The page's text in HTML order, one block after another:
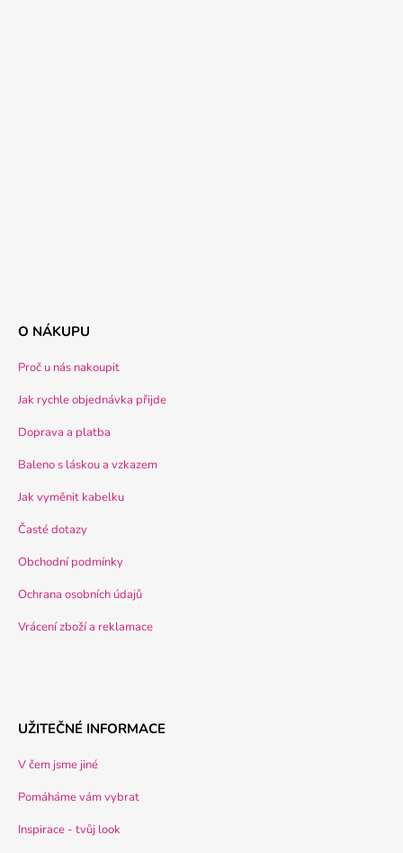
O NÁKUPU
Proč u nás nakoupit
Jak rychle objednávka přijde
Doprava a platba
Baleno s láskou a vzkazem
Jak vyměnit kabelku
Časté dotazy
Obchodní podmínky
Ochrana osobních údajů
Vrácení zboží a reklamace
UŽITEČNÉ INFORMACE
V čem jsme jiné
Pomáháme vám vybrat
Inspirace - tvůj look